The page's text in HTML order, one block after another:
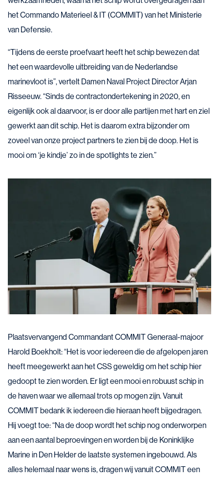
het Commando Materieel & IT (COMMIT) van het Ministerie
van Defensie.
“Tijdens de eerste proefvaart heeft het schip bewezen dat
het een waardevolle uitbreiding van de Nederlandse
marinevloot is”, vertelt Damen Naval Project Director Arjan
Risseeuw. “Sinds de contractondertekening in 2020, en
eigenlijk ook al daarvoor, is er door alle partijen met hart en ziel
gewerkt aan dit schip. Het is daarom extra bijzonder om
zoveel van onze project partners te zien bij de doop. Het is
mooi om ‘je kindje’ zo in de spotlights te zien.”
Plaatsvervangend Commandant COMMIT Generaal-majoor
Harold Boekholt: “Het is voor iedereen die de afgelopen jaren
heeft meegewerkt aan het CSS geweldig om het schip hier
gedoopt te zien worden. Er ligt een mooi en robuust schip in
de haven waar we allemaal trots op mogen zijn. Vanuit
COMMIT bedank ik iedereen die hieraan heeft bijgedragen.
Hij voegt toe: “Na de doop wordt het schip nog onderworpen
aan een aantal beproevingen en worden bij de Koninklijke
Marine in Den Helder de laatste systemen ingebouwd. Als
alles helemaal naar wens is, dragen wij vanuit COMMIT een